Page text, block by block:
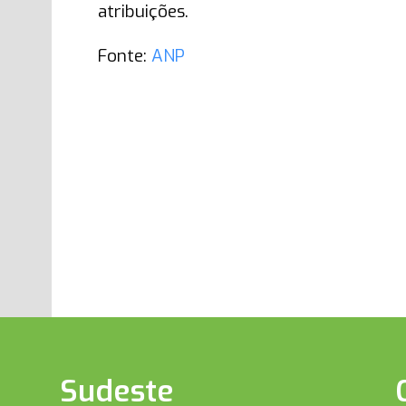
atribuições.
Fonte: ANP
Sudeste